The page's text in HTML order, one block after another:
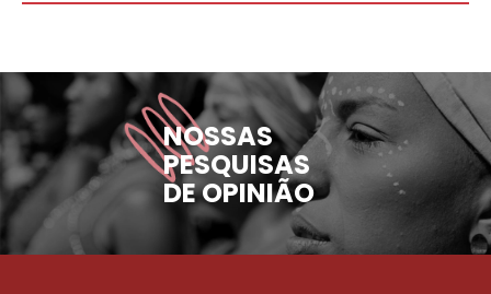
NOSSAS
PESQUISAS
DE OPINIÃO